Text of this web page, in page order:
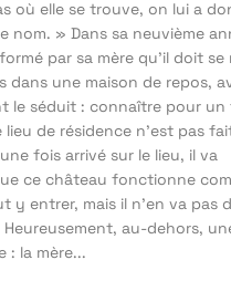
où elle se trouve, on lui a
nom. » Dans sa neuvième
par sa mère qu’il doit se
dans une maison de repos,
le séduit : connaître pour un
de résidence n’est pas
fois arrivé sur le lieu, il va
ce château fonctionne
y entrer, mais il n’en va pas
au-dehors,
: la mère...